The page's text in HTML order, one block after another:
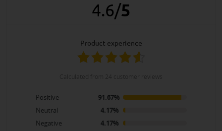
4.6/5
product experience
Positive
91.67%
Neutral
4.17%
Negative
4.17%